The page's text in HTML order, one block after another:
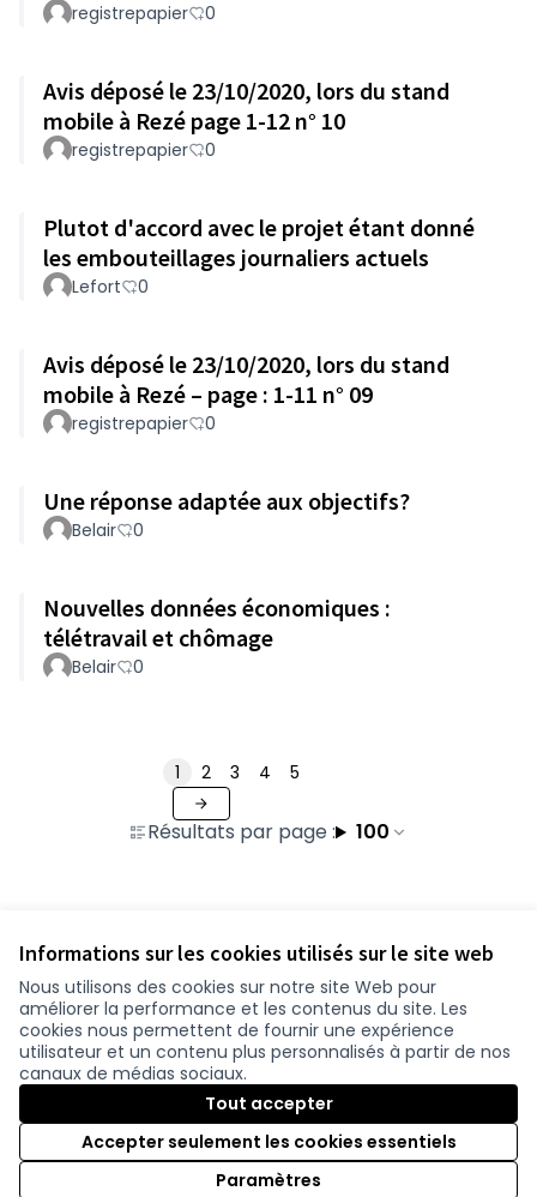
Informations sur les cookies utilisés sur le site web
Nous utilisons des cookies sur notre site Web pour
améliorer la performance et les contenus du site. Les
cookies nous permettent de fournir une expérience
utilisateur et un contenu plus personnalisés à partir de nos
canaux de médias sociaux.
Tout accepter
Accepter seulement les cookies essentiels
Paramètres
registrepapier 0
Avis déposé le 23/10/2020, lors du stand
mobile à Rezé page 1-12 n° 10
registrepapier 0
Plutot d'accord avec le projet étant donné
les embouteillages journaliers actuels
Lefort 0
Avis déposé le 23/10/2020, lors du stand
mobile à Rezé – page : 1-11 n° 09
registrepapier 0
Une réponse adaptée aux objectifs?
Belair 0
Nouvelles données économiques :
télétravail et chômage
Belair 0
Résultats par page : 100
1 2 3 4 5
Conditions d'utilisation
Paramètres des cookies
participer.loire-atlantique.fr sur Facebook
(Nouvelle fenêtre)
participer.loire-atlantique.fr sur Instagram
(Nouvelle fenêtre)
participer.loire-atlantique.fr sur YouTube
(Nouvelle fenêtre)
Licence
(Nouvelle